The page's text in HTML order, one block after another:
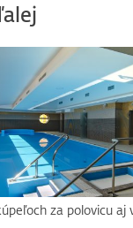
za polovicu aj